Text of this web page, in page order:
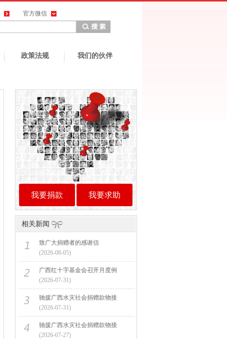
官方微信
政策法规 我们的伙伴
我要捐款 我要求助
相关新闻
致广大捐赠者的感谢信
(2026-08-05)
广西红十字基金会召开月度例
(2026-07-31)
驰援广西水灾社会捐赠款物接
(2026-07-31)
驰援广西水灾社会捐赠款物接
(2026-07-27)